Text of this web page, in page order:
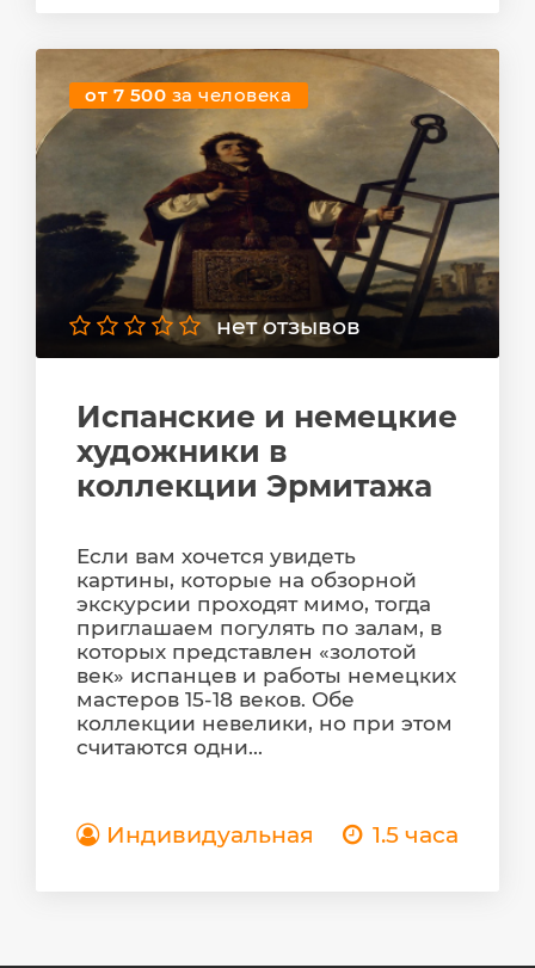
от 7 500 за человека
нет отзывов
Испанские и немецкие
художники в
коллекции Эрмитажа
Если вам хочется увидеть
картины, которые на обзорной
экскурсии проходят мимо, тогда
приглашаем погулять по залам, в
которых представлен «золотой
век» испанцев и работы немецких
мастеров 15-18 веков. Обе
коллекции невелики, но при этом
считаются одни...
Индивидуальная 1.5 часа